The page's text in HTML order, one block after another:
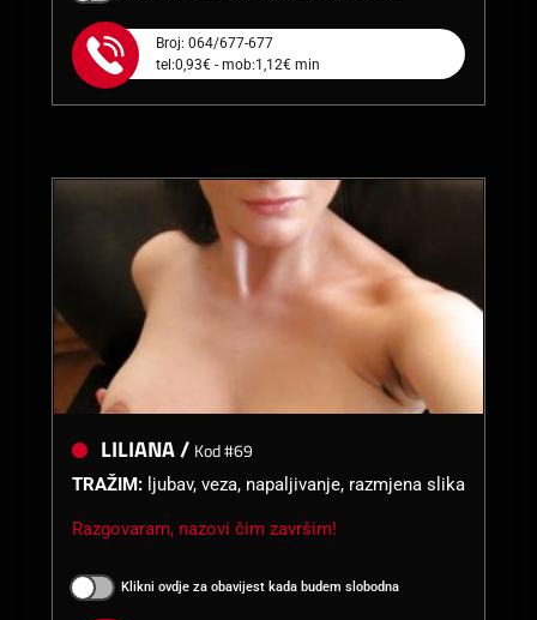
Broj: 064/677-677
tel:0,93€ - mob:1,12€ min
LILIANA / Kod #69
TRAŽIM: ljubav, veza, napaljivanje, razmjena slika
Razgovaram, nazovi čim završim!
Klikni ovdje za obavijest kada budem slobodna